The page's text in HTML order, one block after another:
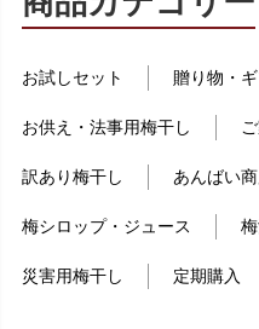
お試しセット 贈り物・
お供え・法事用梅干し
訳あり梅干し あんばい
梅シロップ・ジュース
災害用梅干し 定期購入